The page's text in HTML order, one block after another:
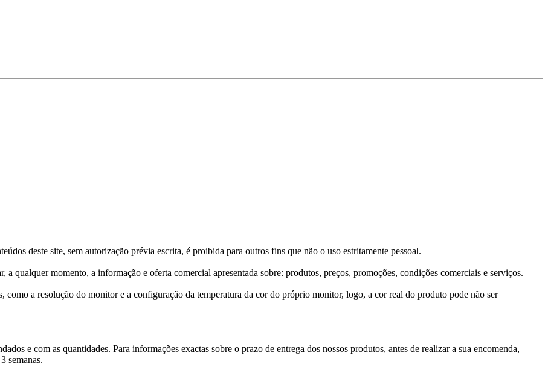
deste site, sem autorização prévia escrita, é proibida para outros fins que não o uso estritamente pessoal.
qualquer momento, a informação e oferta comercial apresentada sobre: produtos, preços, promoções, condições comerciais e serviços.
como a resolução do monitor e a configuração da temperatura da cor do próprio monitor, logo, a cor real do produto pode não ser
e com as quantidades. Para informações exactas sobre o prazo de entrega dos nossos produtos, antes de realizar a sua encomenda,
semanas.